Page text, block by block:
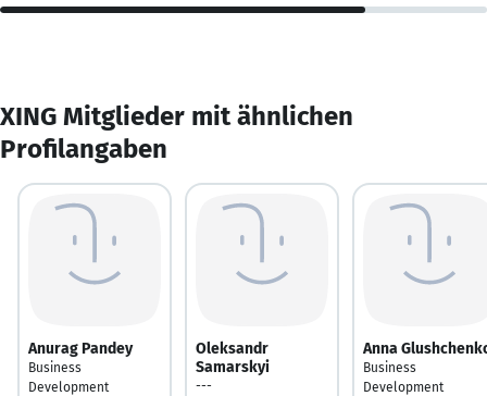
XING Mitglieder mit ähnlichen
Profilangaben
Anurag Pandey
Business
Development
Oleksandr
Samarskyi
---
Anna
Business
Development